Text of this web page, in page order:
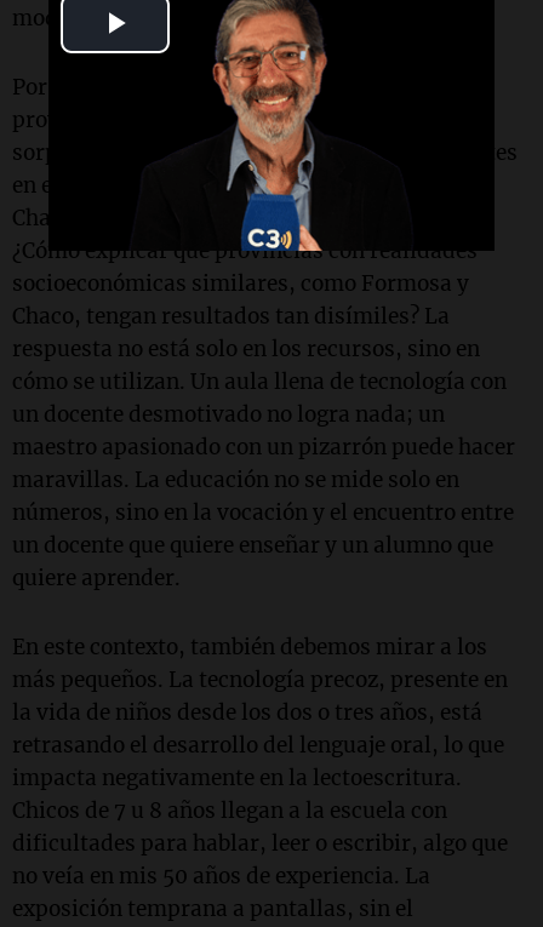
Video
moderna que sea, será un distractor.
Por otro lado, un informe reciente destaca que
provincias argentinas como CABA, Córdoba y,
sorprendentemente, Formosa, son más eficientes
en el uso de recursos educativos, mientras que
Chaco, Catamarca y Tucumán lo son menos.
¿Cómo explicar que provincias con realidades
socioeconómicas similares, como Formosa y
Chaco, tengan resultados tan disímiles? La
respuesta no está solo en los recursos, sino en
cómo se utilizan. Un aula llena de tecnología con
un docente desmotivado no logra nada; un
maestro apasionado con un pizarrón puede hacer
maravillas. La educación no se mide solo en
números, sino en la vocación y el encuentro entre
un docente que quiere enseñar y un alumno que
quiere aprender.
En este contexto, también debemos mirar a los
más pequeños. La tecnología precoz, presente en
la vida de niños desde los dos o tres años, está
retrasando el desarrollo del lenguaje oral, lo que
impacta negativamente en la lectoescritura.
Chicos de 7 u 8 años llegan a la escuela con
dificultades para hablar, leer o escribir, algo que
no veía en mis 50 años de experiencia. La
exposición temprana a pantallas, sin el